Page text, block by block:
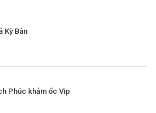
Kỳ Bàn
Phúc khảm ốc Vip